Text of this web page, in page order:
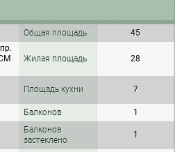
Общая площадь 45
Жилая площадь 28
Площадь кухни 7
Балконов 1
Балконов
застеклено
1